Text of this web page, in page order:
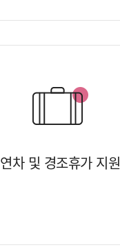
연차 및 경조휴가 지원